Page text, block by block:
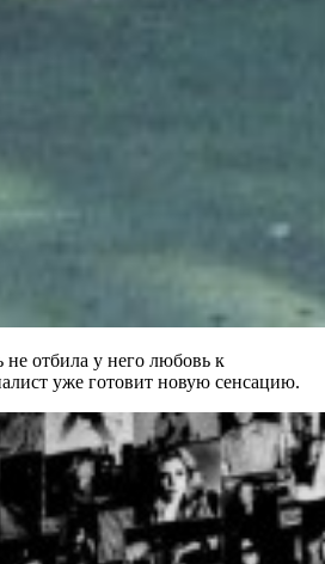
отбила у него любовь к
уже готовит новую сенсацию.